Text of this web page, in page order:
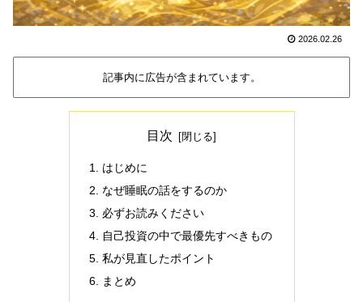
2026.02.26
記事内に広告が含まれています。
目次
はじめに
なぜ睡眠の話をするのか
必ずお読みください
自己投資の中で最優先すべきもの
私が見直したポイント
まとめ